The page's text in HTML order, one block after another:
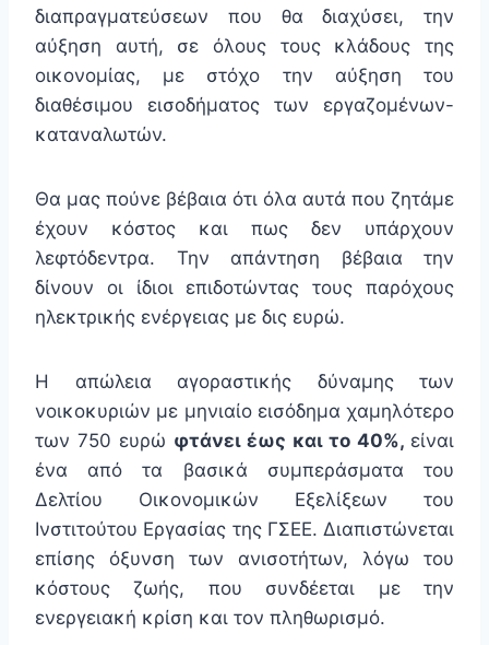
διαπραγματεύσεων που θα διαχύσει, την
αύξηση αυτή, σε όλους τους κλάδους της
οικονομίας, με στόχο την αύξηση του
διαθέσιμου εισοδήματος των εργαζομένων-
καταναλωτών.
Θα μας πούνε βέβαια ότι όλα αυτά που ζητάμε
έχουν κόστος και πως δεν υπάρχουν
λεφτόδεντρα. Την απάντηση βέβαια την
δίνουν οι ίδιοι επιδοτώντας τους παρόχους
ηλεκτρικής ενέργειας με δις ευρώ.
Η απώλεια αγοραστικής δύναμης των
νοικοκυριών με μηνιαίο εισόδημα χαμηλότερο
των 750 ευρώ φτάνει έως και το 40%, είναι
ένα από τα βασικά συμπεράσματα του
Δελτίου Οικονομικών Εξελίξεων του
Ινστιτούτου Εργασίας της ΓΣΕΕ. Διαπιστώνεται
επίσης όξυνση των ανισοτήτων, λόγω του
κόστους ζωής, που συνδέεται με την
ενεργειακή κρίση και τον πληθωρισμό.